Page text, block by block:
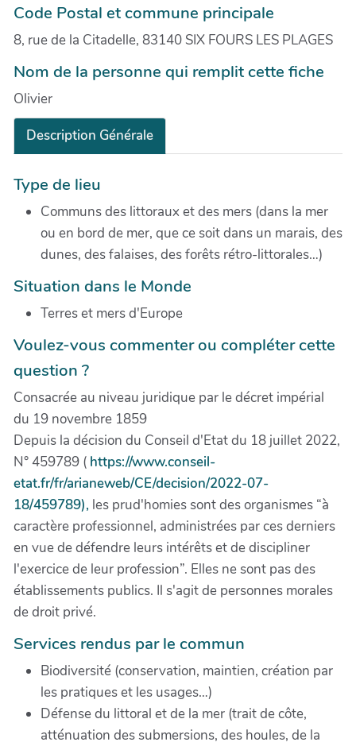
Code Postal et commune principale
8, rue de la Citadelle, 83140 SIX FOURS LES PLAGES
Nom de la personne qui remplit cette fiche
Olivier
Description Générale
Type de lieu
Communs des littoraux et des mers (dans la mer
ou en bord de mer, que ce soit dans un marais, des
dunes, des falaises, des forêts rétro-littorales…)
Situation dans le Monde
Terres et mers d'Europe
Voulez-vous commenter ou compléter cette
question ?
Consacrée au niveau juridique par le décret impérial
du 19 novembre 1859
Depuis la décision du Conseil d'Etat du 18 juillet 2022,
N° 459789 ( https://www.conseil-
etat.fr/fr/arianeweb/CE/decision/2022-07-
18/459789), les prud'homies sont des organismes “à
caractère professionnel, administrées par ces derniers
en vue de défendre leurs intérêts et de discipliner
l'exercice de leur profession”. Elles ne sont pas des
établissements publics. Il s'agit de personnes morales
de droit privé.
Services rendus par le commun
Biodiversité (conservation, maintien, création par
les pratiques et les usages…)
Défense du littoral et de la mer (trait de côte,
atténuation des submersions, des houles, de la